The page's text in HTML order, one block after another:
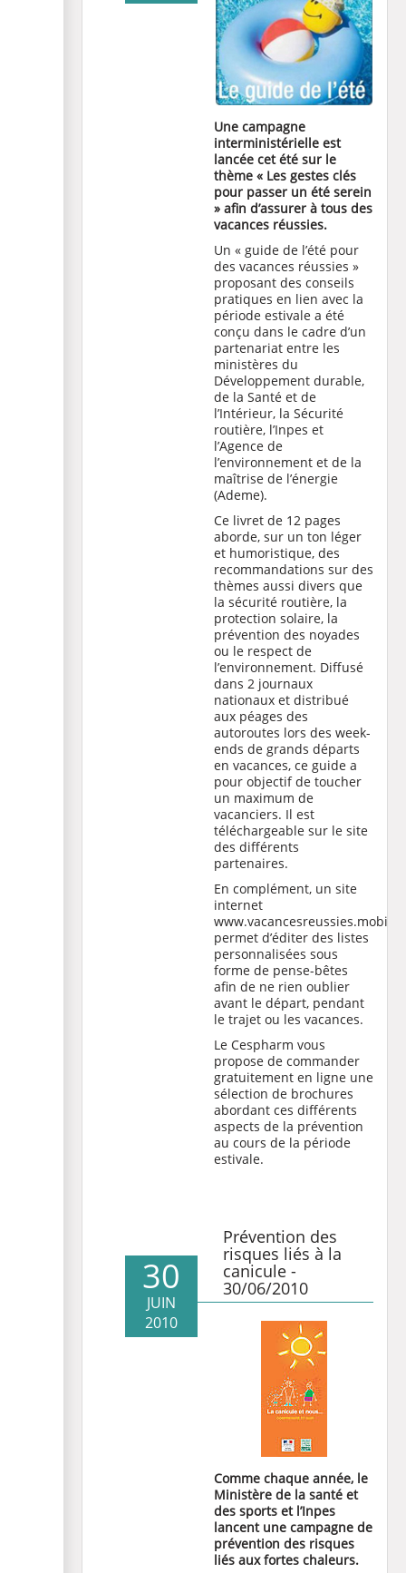
Une campagne
interministérielle est
lancée cet été sur le
thème « Les gestes clés
pour passer un été serein
» afin d’assurer à tous des
vacances réussies.
Un « guide de l’été pour
des vacances réussies »
proposant des conseils
pratiques en lien avec la
période estivale a été
conçu dans le cadre d’un
partenariat entre les
ministères du
Développement durable,
de la Santé et de
l’Intérieur, la Sécurité
routière, l’Inpes et
l’Agence de
l’environnement et de la
maîtrise de l’énergie
(Ademe).
Ce livret de 12 pages
aborde, sur un ton léger
et humoristique, des
recommandations sur des
thèmes aussi divers que
la sécurité routière, la
protection solaire, la
prévention des noyades
ou le respect de
l’environnement. Diffusé
dans 2 journaux
nationaux et distribué
aux péages des
autoroutes lors des week-
ends de grands départs
en vacances, ce guide a
pour objectif de toucher
un maximum de
vacanciers. Il est
téléchargeable sur le site
des différents
partenaires.
En complément, un site
internet
www.vacancesreussies.mobi
permet d’éditer des listes
personnalisées sous
forme de pense-bêtes
afin de ne rien oublier
avant le départ, pendant
le trajet ou les vacances.
Le Cespharm vous
propose de commander
gratuitement en ligne une
sélection de brochures
abordant ces différents
aspects de la prévention
au cours de la période
estivale.
Prévention des
risques liés à la
canicule -
30/06/2010
30
JUIN
2010
Comme chaque année, le
Ministère de la santé et
des sports et l’Inpes
lancent une campagne de
prévention des risques
liés aux fortes chaleurs.